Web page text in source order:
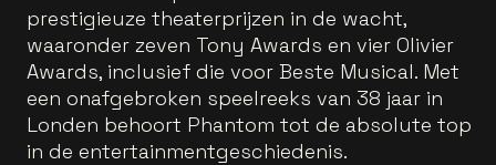
prestigieuze theaterprijzen in de wacht,
waaronder zeven Tony Awards en vier Olivier
Awards, inclusief die voor Beste Musical. Met
een onafgebroken speelreeks van 38 jaar in
Londen behoort Phantom tot de absolute top
in de entertainmentgeschiedenis.